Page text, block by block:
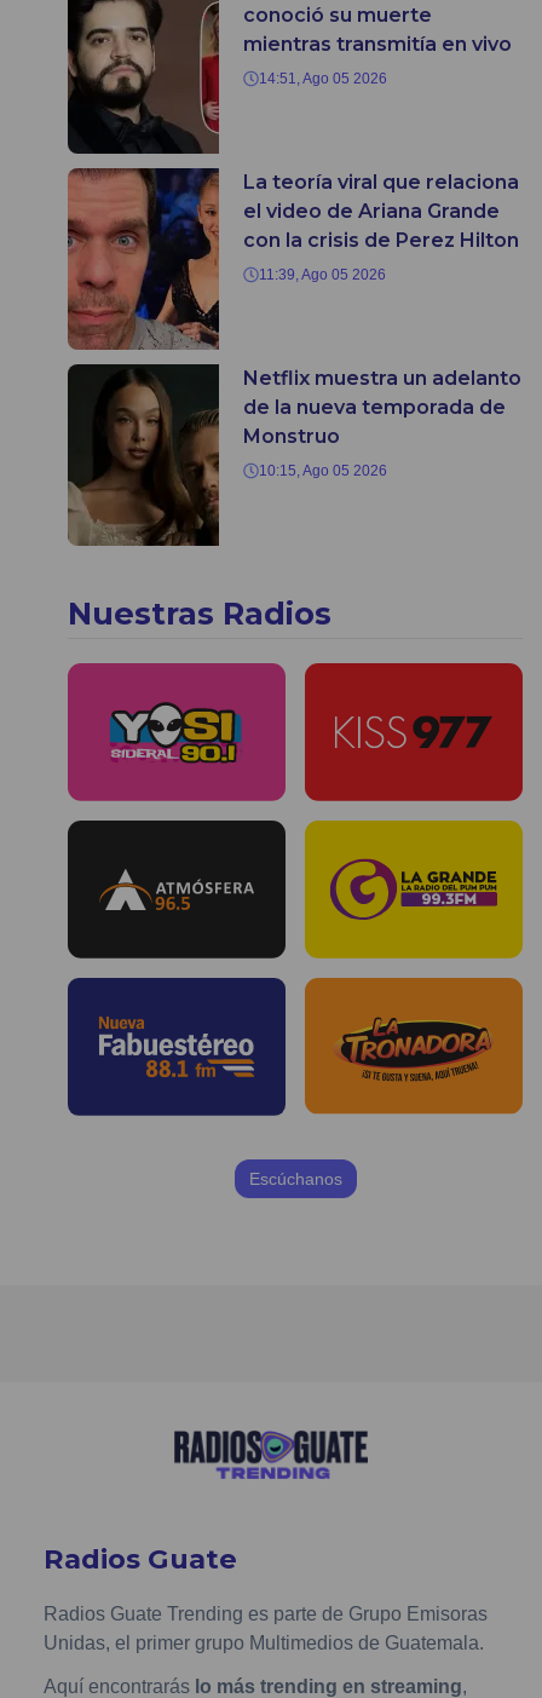
conoció su muerte
mientras transmitía en vivo
14:51, Ago 05 2026
La teoría viral que relaciona
el video de Ariana Grande
con la crisis de Perez Hilton
11:39, Ago 05 2026
Netflix muestra un adelanto
de la nueva temporada de
Monstruo
10:15, Ago 05 2026
Nuestras Radios
Escúchanos
Radios Guate
Radios Guate Trending es parte de Grupo Emisoras
Unidas, el primer grupo Multimedios de Guatemala.
Aquí encontrarás lo más trending en streaming,